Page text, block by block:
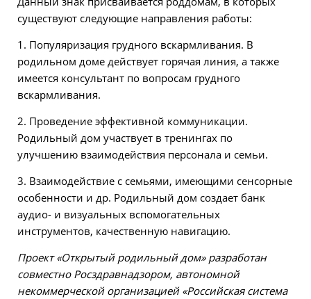
существуют следующие направления работы:
1. Популяризация грудного вскармливания. В
родильном доме действует горячая линия, а также
имеется консультант по вопросам грудного
вскармливания.
2. Проведение эффективной коммуникации.
Родильный дом участвует в тренингах по
улучшению взаимодействия персонала и семьи.
3. Взаимодействие с семьями, имеющими сенсорные
особенности и др. Родильный дом создает банк
аудио- и визуальных вспомогательных
инструментов, качественную навигацию.
Проект «Открытый родильный дом» разработан
совместно Росздравнадзором, автономной
некоммерческой организацией «Российская система